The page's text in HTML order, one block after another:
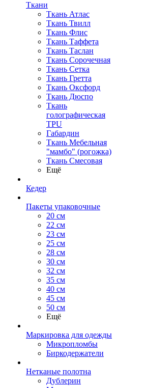
Ткани
Ткань Атлас
Ткань Твилл
Ткань Флис
Ткань Таффета
Ткань Таслан
Ткань Сорочечная
Ткань Сетка
Ткань Гретта
Ткань Оксфорд
Ткань Дюспо
Ткань
голографическая
TPU
Габардин
Ткань Мебельная
"мамбо" (рогожка)
Ткань Смесовая
Ещё
Кедер
Пакеты упаковочные
20 см
22 см
23 см
25 см
28 см
30 см
32 см
35 см
40 см
45 см
50 см
Ещё
Маркировка для одежды
Микропломбы
Биркодержатели
Нетканые полотна
Дублерин